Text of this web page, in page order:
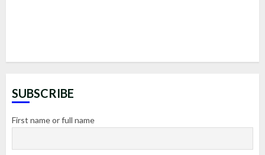
SUBSCRIBE
First name or full name